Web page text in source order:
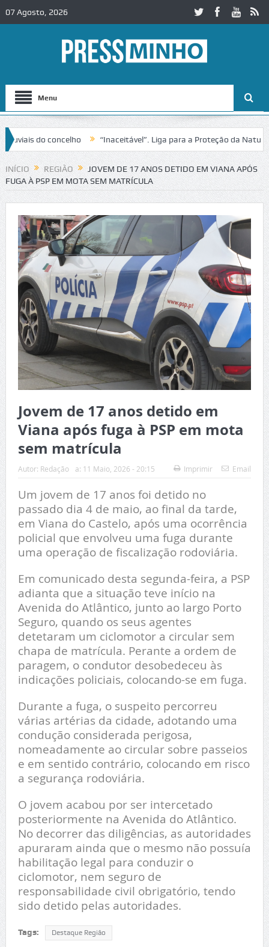
07 Agosto, 2026
Menu
do concelho “Inaceitável”. Liga para a Proteção da Natureza
no IC2 em Alcobaça Igreja do Castelo de Cerveira assegura
INÍCIO REGIÃO
JOVEM DE 17 ANOS DETIDO EM VIANA APÓS
FUGA À PSP EM MOTA SEM MATRÍCULA
Jovem de 17 anos detido em
Viana após fuga à PSP em mota
sem matrícula
Autor: Redação a: 11 Maio, 2026 - 20:15 Imprimir Email
Um jovem de 17 anos foi detido no
passado dia 4 de maio, ao final da tarde,
em Viana do Castelo, após uma ocorrência
policial que envolveu uma fuga durante
uma operação de fiscalização rodoviária.
Em comunicado desta segunda-feira, a PSP
adianta que a situação teve início na
Avenida do Atlântico, junto ao largo Porto
Seguro, quando os seus agentes
detetaram um ciclomotor a circular sem
chapa de matrícula. Perante a ordem de
paragem, o condutor desobedeceu às
indicações policiais, colocando-se em fuga.
Durante a fuga, o suspeito percorreu
várias artérias da cidade, adotando uma
condução considerada perigosa,
nomeadamente ao circular sobre passeios
e em sentido contrário, colocando em risco
a segurança rodoviária.
O jovem acabou por ser intercetado
posteriormente na Avenida do Atlântico.
No decorrer das diligências, as autoridades
apuraram ainda que o mesmo não possuía
habilitação legal para conduzir o
ciclomotor, nem seguro de
responsabilidade civil obrigatório, tendo
sido detido pelas autoridades.
Tags: Destaque Região